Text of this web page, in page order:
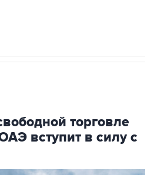
торговле
вступит в силу с